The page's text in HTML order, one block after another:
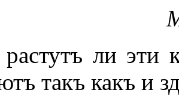
ли эти
такъ какъ и